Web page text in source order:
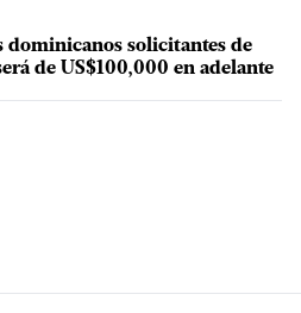
dominicanos solicitantes de
de US$100,000 en adelante